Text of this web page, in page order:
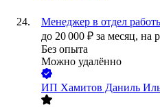
Менеджер в отдел
до 20 000 ₽ за месяц, на
Без опыта
Можно удалённо
ИП Хамитов Даниль